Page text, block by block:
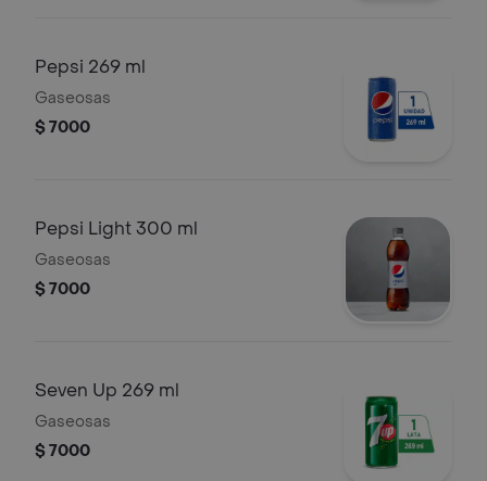
Pepsi 269 ml
Gaseosas
$ 7000
Pepsi Light 300 ml
Gaseosas
$ 7000
Seven Up 269 ml
Gaseosas
$ 7000